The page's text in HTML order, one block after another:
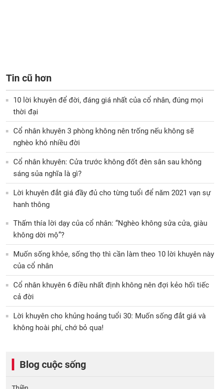
Tin cũ hơn
10 lời khuyên để đời, đáng giá nhất của cổ nhân, đúng mọi
thời đại
Cổ nhân khuyên 3 phòng không nên trống nếu không sẽ
nghèo khó nhiều đời
Cổ nhân khuyên: Cửa trước không đốt đèn sân sau không
sáng sủa nghĩa là gì?
Lời khuyên đắt giá đầy đủ cho từng tuổi để năm 2021 vạn sự
hanh thông
Thấm thía lời dạy của cổ nhân: “Nghèo không sửa cửa, giàu
không dời mộ”?
Muốn sống khỏe, sống thọ thì cần làm theo 10 lời khuyên này
của cổ nhân
Cổ nhân khuyên 6 điều nhất định không nên đợi kẻo hối tiếc
cả đời
Lời khuyên cho khủng hoảng tuổi 30: Muốn sống đắt giá và
không hoài phí, chớ bỏ qua!
Blog cuộc sống